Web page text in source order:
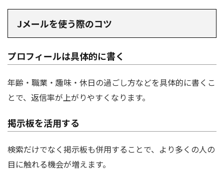
Jメールを使う際のコツ
プロフィールは具体的に書く
年齢・職業・趣味・休日の過ごし方などを具体的に書くこ
とで、返信率が上がりやすくなります。
掲示板を活用する
検索だけでなく掲示板も併用することで、より多くの人の
目に触れる機会が増えます。